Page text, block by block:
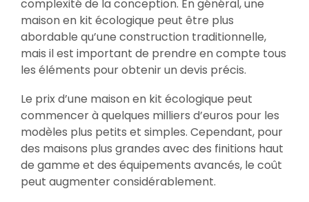
complexité de la conception. En général, une
maison en kit écologique peut être plus
abordable qu’une construction traditionnelle,
mais il est important de prendre en compte tous
les éléments pour obtenir un devis précis.
Le prix d’une maison en kit écologique peut
commencer à quelques milliers d’euros pour les
modèles plus petits et simples. Cependant, pour
des maisons plus grandes avec des finitions haut
de gamme et des équipements avancés, le coût
peut augmenter considérablement.